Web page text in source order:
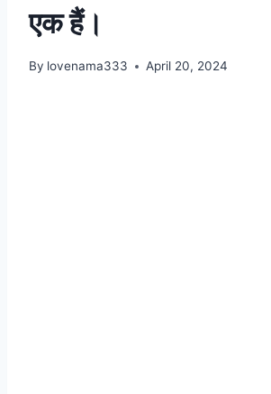
एक हैं।
By lovenama333 April 20, 2024